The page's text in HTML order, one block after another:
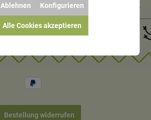
Bestellung widerrufen
Ablehnen Konfigurieren
Alle Cookies akzeptieren